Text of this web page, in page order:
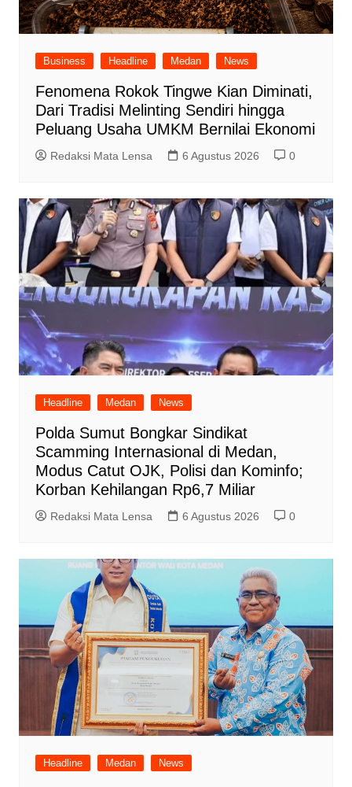
Business Headline Medan News
Fenomena Rokok Tingwe Kian Diminati,
Dari Tradisi Melinting Sendiri hingga
Peluang Usaha UMKM Bernilai Ekonomi
Redaksi Mata Lensa 6 Agustus 2026 0
Headline Medan News
Polda Sumut Bongkar Sindikat
Scamming Internasional di Medan,
Modus Catut OJK, Polisi dan Kominfo;
Korban Kehilangan Rp6,7 Miliar
Redaksi Mata Lensa 6 Agustus 2026 0
Headline Medan News